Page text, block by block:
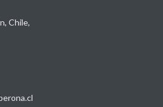
Chile,